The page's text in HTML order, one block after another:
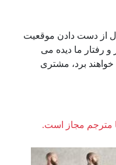
از دست دادن موقعیت
رفتار ما دیده می
برد، مشتری
یا مترجم مجاز است.